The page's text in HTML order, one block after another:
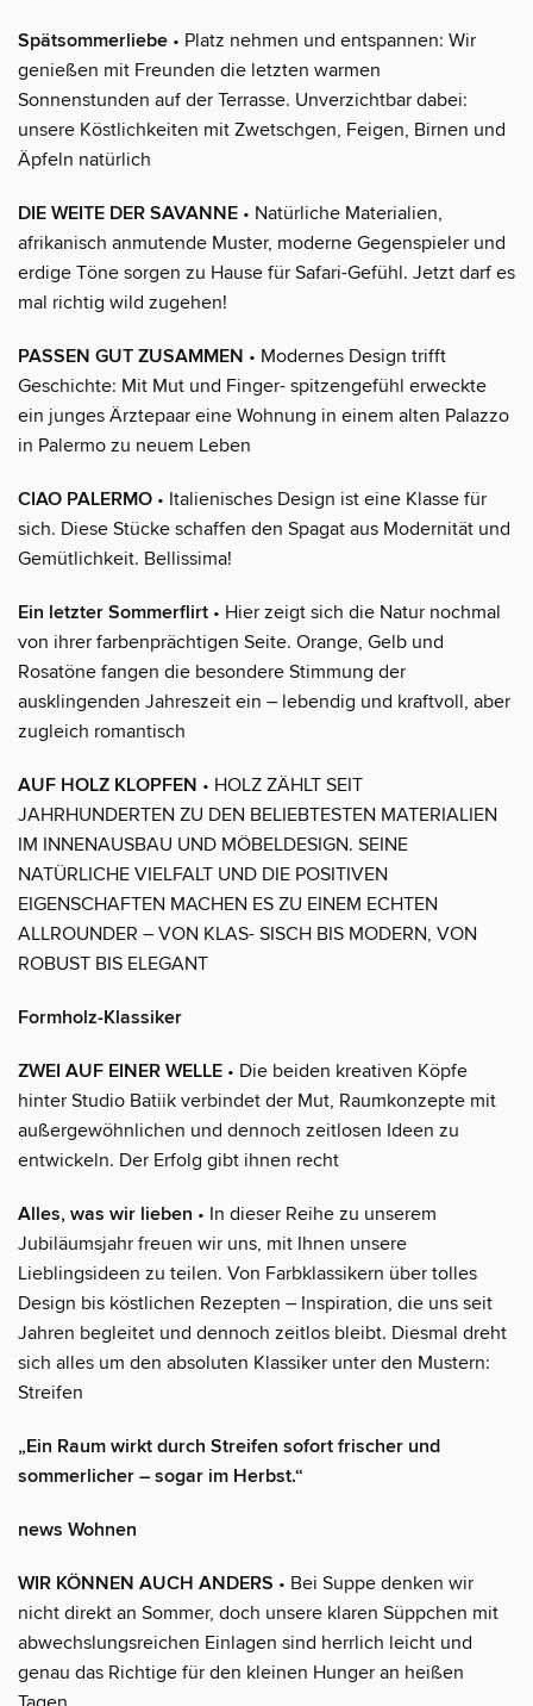
Spätsommerliebe • Platz nehmen und entspannen: Wir
genießen mit Freunden die letzten warmen
Sonnenstunden auf der Terrasse. Unverzichtbar dabei:
unsere Köstlichkeiten mit Zwetschgen, Feigen, Birnen und
Äpfeln natürlich
DIE WEITE DER SAVANNE • Natürliche Materialien,
afrikanisch anmutende Muster, moderne Gegenspieler und
erdige Töne sorgen zu Hause für Safari-Gefühl. Jetzt darf es
mal richtig wild zugehen!
PASSEN GUT ZUSAMMEN • Modernes Design trifft
Geschichte: Mit Mut und Finger- spitzengefühl erweckte
ein junges Ärztepaar eine Wohnung in einem alten Palazzo
in Palermo zu neuem Leben
CIAO PALERMO • Italienisches Design ist eine Klasse für
sich. Diese Stücke schaffen den Spagat aus Modernität und
Gemütlichkeit. Bellissima!
Ein letzter Sommerflirt • Hier zeigt sich die Natur nochmal
von ihrer farbenprächtigen Seite. Orange, Gelb und
Rosatöne fangen die besondere Stimmung der
ausklingenden Jahreszeit ein – lebendig und kraftvoll, aber
zugleich romantisch
AUF HOLZ KLOPFEN • HOLZ ZÄHLT SEIT
JAHRHUNDERTEN ZU DEN BELIEBTESTEN MATERIALIEN
IM INNENAUSBAU UND MÖBELDESIGN. SEINE
NATÜRLICHE VIELFALT UND DIE POSITIVEN
EIGENSCHAFTEN MACHEN ES ZU EINEM ECHTEN
ALLROUNDER – VON KLAS- SISCH BIS MODERN, VON
ROBUST BIS ELEGANT
Formholz-Klassiker
ZWEI AUF EINER WELLE • Die beiden kreativen Köpfe
hinter Studio Batiik verbindet der Mut, Raumkonzepte mit
außergewöhnlichen und dennoch zeitlosen Ideen zu
entwickeln. Der Erfolg gibt ihnen recht
Alles, was wir lieben • In dieser Reihe zu unserem
Jubiläumsjahr freuen wir uns, mit Ihnen unsere
Lieblingsideen zu teilen. Von Farbklassikern über tolles
Design bis köstlichen Rezepten – Inspiration, die uns seit
Jahren begleitet und dennoch zeitlos bleibt. Diesmal dreht
sich alles um den absoluten Klassiker unter den Mustern:
Streifen
„Ein Raum wirkt durch Streifen sofort frischer und
sommerlicher – sogar im Herbst.“
news Wohnen
WIR KÖNNEN AUCH ANDERS • Bei Suppe denken wir
nicht direkt an Sommer, doch unsere klaren Süppchen mit
abwechslungsreichen Einlagen sind herrlich leicht und
genau das Richtige für den kleinen Hunger an heißen